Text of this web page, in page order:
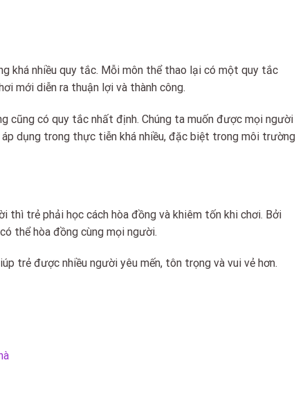
khá nhiều quy tắc. Mỗi môn thể thao lại có một quy tắc
mới diễn ra thuận lợi và thành công.
cũng có quy tắc nhất định. Chúng ta muốn được mọi người
dụng trong thực tiễn khá nhiều, đặc biệt trong môi trường
thì trẻ phải học cách hòa đồng và khiêm tốn khi chơi. Bởi
thể hòa đồng cùng mọi người.
trẻ được nhiều người yêu mến, tôn trọng và vui vẻ hơn.